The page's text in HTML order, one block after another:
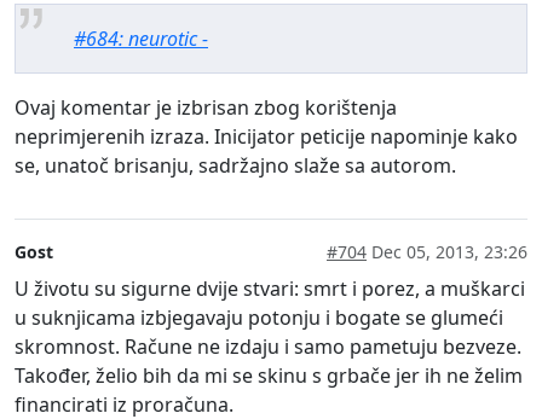
#684: neurotic -
Ovaj komentar je izbrisan zbog korištenja
neprimjerenih izraza. Inicijator peticije napominje kako
se, unatoč brisanju, sadržajno slaže sa autorom.
Gost #704 Dec 05, 2013, 23:26
U životu su sigurne dvije stvari: smrt i porez, a muškarci
u suknjicama izbjegavaju potonju i bogate se glumeći
skromnost. Račune ne izdaju i samo pametuju bezveze.
Također, želio bih da mi se skinu s grbače jer ih ne želim
financirati iz proračuna.